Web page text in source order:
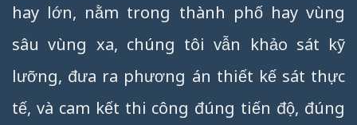
hay lớn, nằm trong thành phố hay vùng
sâu vùng xa, chúng tôi vẫn khảo sát kỹ
lưỡng, đưa ra phương án thiết kế sát thực
tế, và cam kết thi công đúng tiến độ, đúng